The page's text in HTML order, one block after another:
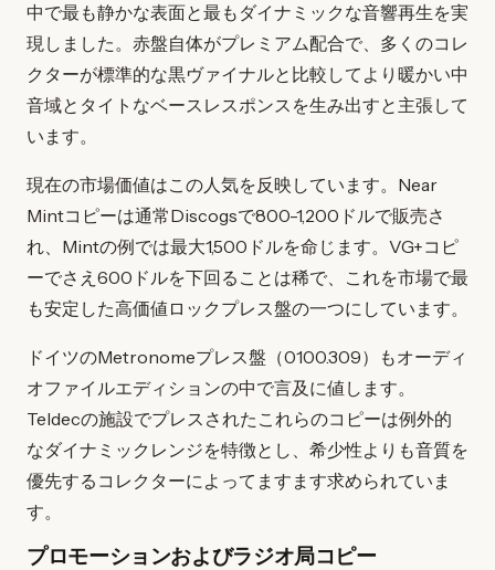
中で最も静かな表面と最もダイナミックな音響再生を実
現しました。赤盤自体がプレミアム配合で、多くのコレ
クターが標準的な黒ヴァイナルと比較してより暖かい中
音域とタイトなベースレスポンスを生み出すと主張して
います。
現在の市場価値はこの人気を反映しています。Near
Mintコピーは通常Discogsで800-1,200ドルで販売さ
れ、Mintの例では最大1,500ドルを命じます。VG+コピ
ーでさえ600ドルを下回ることは稀で、これを市場で最
も安定した高価値ロックプレス盤の一つにしています。
ドイツのMetronomeプレス盤（0100.309）もオーディ
オファイルエディションの中で言及に値します。
Teldecの施設でプレスされたこれらのコピーは例外的
なダイナミックレンジを特徴とし、希少性よりも音質を
優先するコレクターによってますます求められていま
す。
プロモーションおよびラジオ局コピー